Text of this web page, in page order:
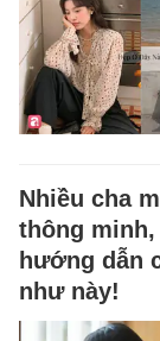
Nhiều cha
thông
hướng dẫn
như này!